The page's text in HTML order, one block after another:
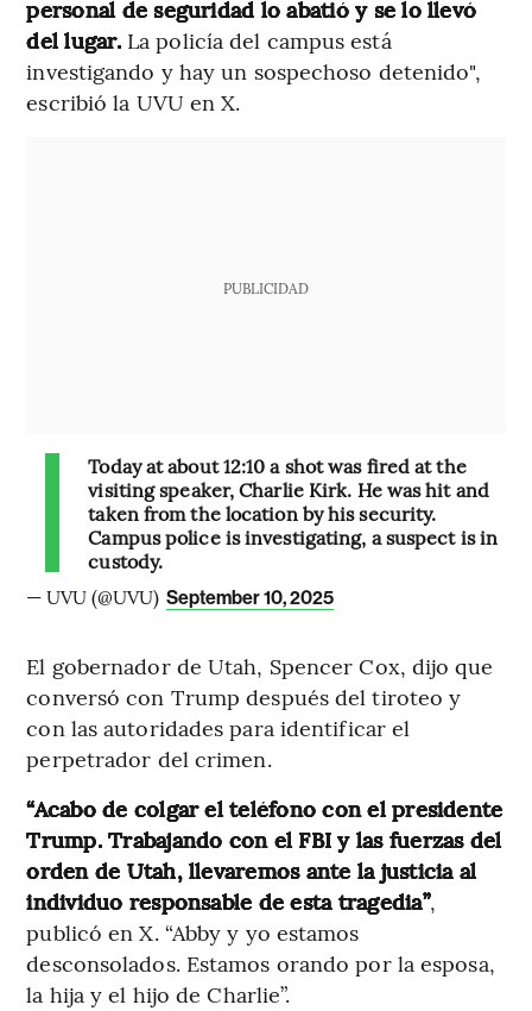
personal de seguridad lo abatió y se lo llevó
del lugar. La policía del campus está
investigando y hay un sospechoso detenido",
escribió la UVU en X.
PUBLICIDAD
Today at about 12:10 a shot was fired at the
visiting speaker, Charlie Kirk. He was hit and
taken from the location by his security.
Campus police is investigating, a suspect is in
custody.
— UVU (@UVU) September 10, 2025
El gobernador de Utah, Spencer Cox, dijo que
conversó con Trump después del tiroteo y
con las autoridades para identificar el
perpetrador del crimen.
“Acabo de colgar el teléfono con el presidente
Trump. Trabajando con el FBI y las fuerzas del
orden de Utah, llevaremos ante la justicia al
individuo responsable de esta tragedia”,
publicó en X. “Abby y yo estamos
desconsolados. Estamos orando por la esposa,
la hija y el hijo de Charlie”.